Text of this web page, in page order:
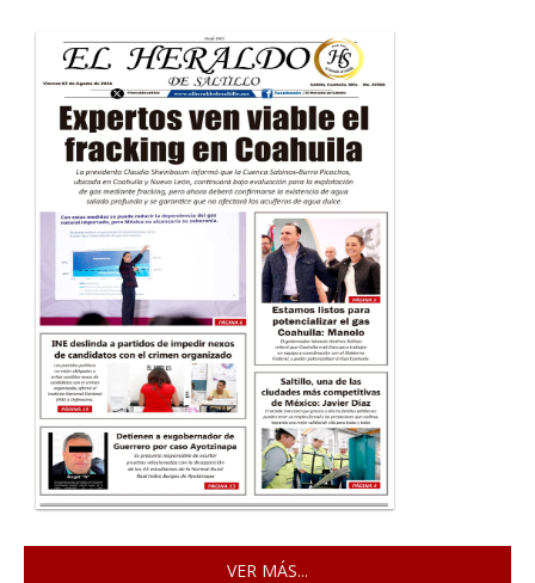
VER MÁS...